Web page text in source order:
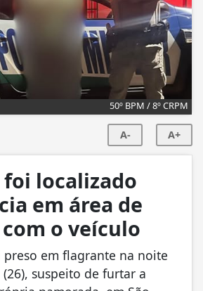
50º BPM / 8º CRPM
A- A+
localizado
em área de
o veículo
em flagrante na noite
suspeito de furtar a